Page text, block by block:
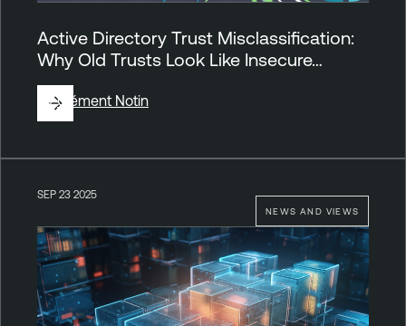
Active Directory Trust Misclassification:
Why Old Trusts Look Like Insecure…
ByClément Notin
NEWS AND VIEWS
SEP 23 2025